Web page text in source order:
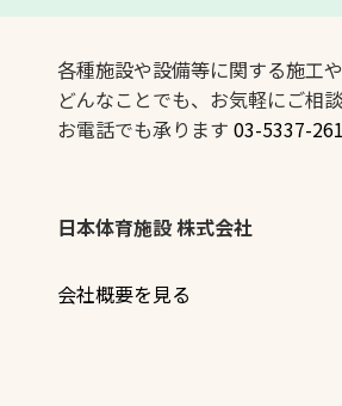
各種施設や設備等に関する施工
どんなことでも、お気軽にご相
お電話でも承ります 03-5337-
日本体育施設 株式会社
会社概要を見る